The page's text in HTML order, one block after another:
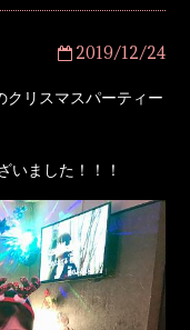
2019/12/24
リスマスパーティー
いました！！！